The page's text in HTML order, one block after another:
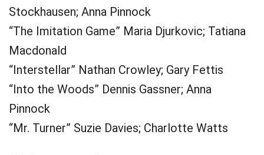
Stockhausen; Anna Pinnock
“The Imitation Game” Maria Djurkovic; Tatiana
Macdonald
“Interstellar” Nathan Crowley; Gary Fettis
“Into the Woods” Dennis Gassner; Anna
Pinnock
“Mr. Turner” Suzie Davies; Charlotte Watts